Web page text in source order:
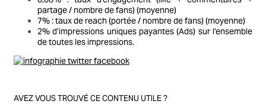
partage / nombre de fans) (moyenne)
7% : taux de reach (portée / nombre de fans) (moyenne)
2% d’impressions uniques payantes (Ads) sur l’ensemble
de toutes les impressions.
AVEZ VOUS TROUVÉ CE CONTENU UTILE ?